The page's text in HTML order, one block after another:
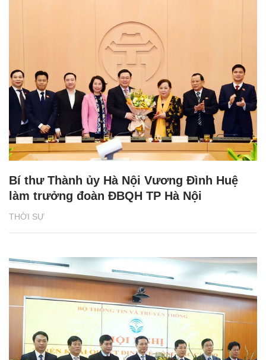
THỜI SỰ
Bí thư Thành ủy Hà Nội Vương Đình Huệ
làm trưởng đoàn ĐBQH TP Hà Nội